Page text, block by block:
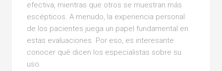
efectiva, mientras que otros se muestran más
escépticos. A menudo, la experiencia personal
de los pacientes juega un papel fundamental en
estas evaluaciones. Por eso, es interesante
conocer qué dicen los especialistas sobre su
uso.